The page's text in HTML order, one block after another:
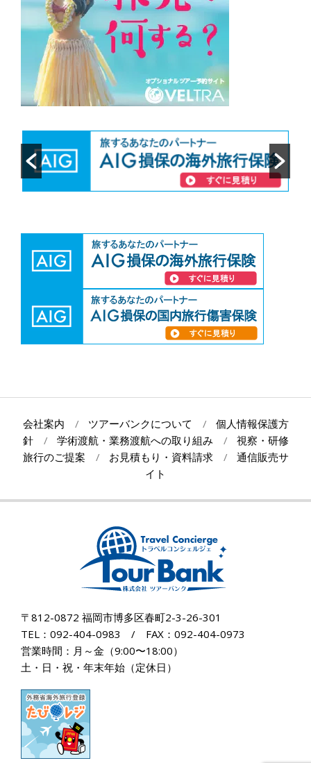
会社案内 ツアーバンクについて
個人情報保護方
針
学術渡航・業務渡航への取り組み
視察・研修
旅行のご提案
お見積もり・資料請求
通信販売サ
イト
〒812-0872 福岡市博多区春町2-3-26-301
TEL：092-404-0983 / FAX：092-404-0973
営業時間：月～金（9:00〜18:00）
土・日・祝・年末年始（定休日）